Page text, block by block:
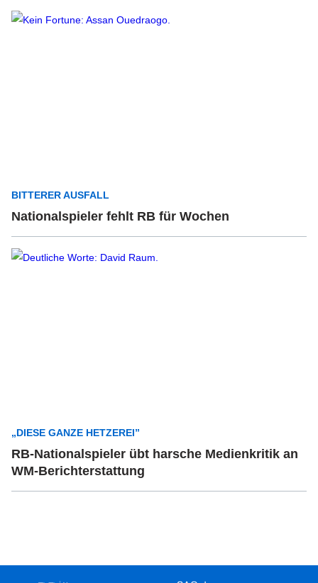
BITTERER AUSFALL
Nationalspieler fehlt RB für Wochen
„DIESE GANZE HETZEREI”
RB-Nationalspieler übt harsche Medienkritik an
WM-Berichterstattung